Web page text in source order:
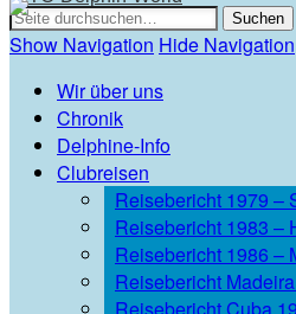
Show Navigation Hide Navigation
Wir über uns
Chronik
Delphine-Info
Clubreisen
Reisebericht 1979 –
Reisebericht 1983 –
Reisebericht 1986 –
Reisebericht